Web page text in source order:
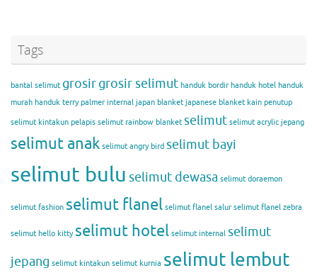
Tags
bantal selimut grosirgrosir selimut handuk bordir handuk hotel handuk
murah handuk terry palmer internal japan blanket japanese blanket kain penutup
selimut kintakun pelapis selimut rainbow blanket selimut selimut acrylic jepang
selimut anak selimut angry bird selimut bayi
selimut bulu selimut dewasa selimut doraemon
selimut fashion selimut flanel selimut flanel salur selimut flanel zebra
selimut hello kitty selimut hotel selimut internal selimut
jepang selimut kintakun selimut kurnia selimut lembut